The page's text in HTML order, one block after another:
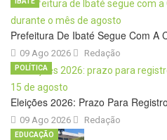
Prefeitura De Ibaté Segue Com A
09 Ago 2026 Redação
Eleições 2026: Prazo Para
09 Ago 2026
POLÍTICA
Redação
EDUCAÇÃO